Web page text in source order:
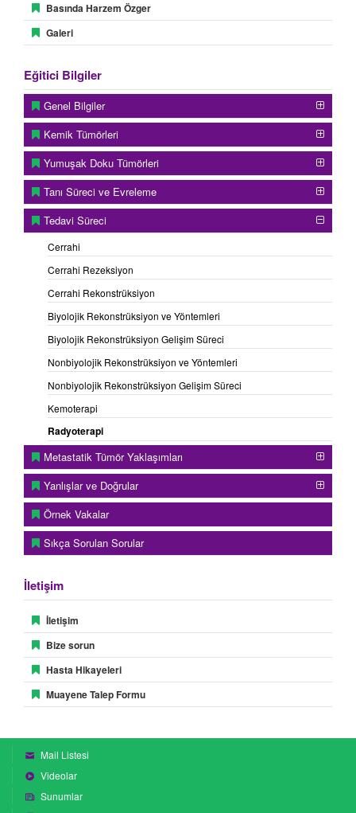
Basında Harzem Özger
Galeri
Eğitici Bilgiler
Genel Bilgiler
Kemik Tümörleri
Yumuşak Doku Tümörleri
Tanı Süreci ve Evreleme
Tedavi Süreci
Cerrahi
Cerrahi Rezeksiyon
Cerrahi Rekonstrüksiyon
Biyolojik Rekonstrüksiyon ve Yöntemleri
Biyolojik Rekonstrüksiyon Gelişim Süreci
Nonbiyolojik Rekonstrüksiyon ve Yöntemleri
Nonbiyolojik Rekonstrüksiyon Gelişim Süreci
Kemoterapi
Radyoterapi
Metastatik Tümör Yaklaşımları
Yanlışlar ve Doğrular
Örnek Vakalar
Sıkça Sorulan Sorular
İletişim
İletişim
Bize sorun
Hasta Hikayeleri
Muayene Talep Formu
Mail Listesi
Videolar
Sunumlar